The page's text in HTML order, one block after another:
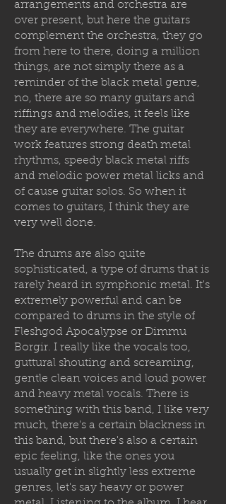
arrangements and orchestra are
over present, but here the guitars
complement the orchestra, they go
from here to there, doing a million
things, are not simply there as a
reminder of the black metal genre,
no, there are so many guitars and
riffings and melodies, it feels like
they are everywhere. The guitar
work features strong death metal
rhythms, speedy black metal riffs
and melodic power metal licks and
of cause guitar solos. So when it
comes to guitars, I think they are
very well done.
The drums are also quite
sophisticated, a type of drums that is
rarely heard in symphonic metal. It's
extremely powerful and can be
compared to drums in the style of
Fleshgod Apocalypse or Dimmu
Borgir. I really like the vocals too,
guttural shouting and screaming,
gentle clean voices and loud power
and heavy metal vocals. There is
something with this band, I like very
much, there's a certain blackness in
this band, but there's also a certain
epic feeling, like the ones you
usually get in slightly less extreme
genres, let's say heavy or power